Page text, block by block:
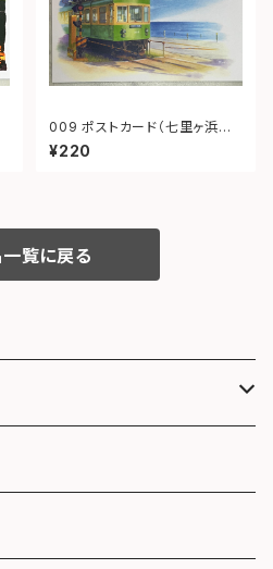
009 ポストカード（七里ヶ浜
江ノ電）
¥220
覧に戻る